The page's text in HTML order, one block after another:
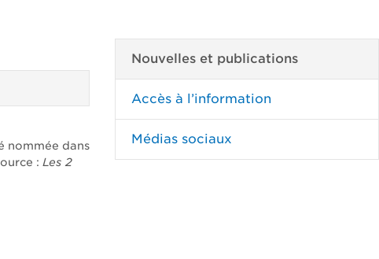
nommée dans
: Les 2
Nouvelles et publications
Accès à l’information
Médias sociaux